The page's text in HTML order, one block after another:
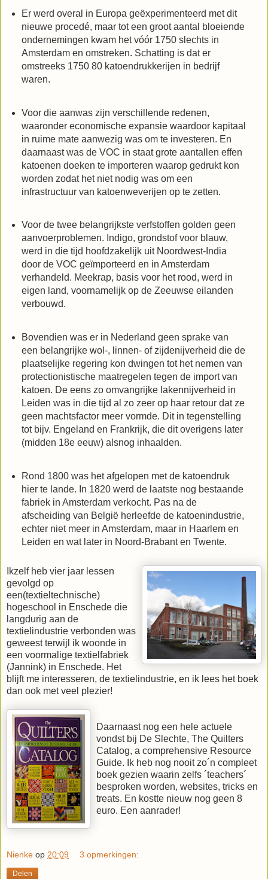
Er werd overal in Europa geëxperimenteerd met dit
nieuwe procedé, maar tot een groot aantal bloeiende
ondernemingen kwam het vóór 1750 slechts in
Amsterdam en omstreken. Schatting is dat er
omstreeks 1750 80 katoendrukkerijen in bedrijf
waren.
Voor die aanwas zijn verschillende redenen,
waaronder economische expansie waardoor kapitaal
in ruime mate aanwezig was om te investeren. En
daarnaast was de VOC in staat grote aantallen effen
katoenen doeken te importeren waarop gedrukt kon
worden zodat het niet nodig was om een
infrastructuur van katoenweverijen op te zetten.
Voor de twee belangrijkste verfstoffen golden geen
aanvoerproblemen. Indigo, grondstof voor blauw,
werd in die tijd hoofdzakelijk uit Noordwest-India
door de VOC geïmporteerd en in Amsterdam
verhandeld. Meekrap, basis voor het rood, werd in
eigen land, voornamelijk op de Zeeuwse eilanden
verbouwd.
Bovendien was er in Nederland geen sprake van
een belangrijke wol-, linnen- of zijdenijverheid die de
plaatselijke regering kon dwingen tot het nemen van
protectionistische maatregelen tegen de import van
katoen. De eens zo omvangrijke lakennijverheid in
Leiden was in die tijd al zo zeer op haar retour dat ze
geen machtsfactor meer vormde. Dit in tegenstelling
tot bijv. Engeland en Frankrijk, die dit overigens later
(midden 18e eeuw) alsnog inhaalden.
Rond 1800 was het afgelopen met de katoendruk
hier te lande. In 1820 werd de laatste nog bestaande
fabriek in Amsterdam verkocht. Pas na de
afscheiding van België herleefde de katoenindustrie,
echter niet meer in Amsterdam, maar in Haarlem en
Leiden en wat later in Noord-Brabant en Twente.
Ikzelf heb vier jaar lessen
gevolgd op
een(textieltechnische)
hogeschool in Enschede die
langdurig aan de
textielindustrie verbonden was
geweest terwijl ik woonde in
een voormalige textielfabriek
(Jannink) in Enschede. Het
blijft me interesseren, de textielindustrie, en ik lees het boek
dan ook met veel plezier!
Daarnaast nog een hele actuele
vondst bij De Slechte, The Quilters
Catalog, a comprehensive Resource
Guide. Ik heb nog nooit zo´n compleet
boek gezien waarin zelfs ´teachers´
besproken worden, websites, tricks en
treats. En kostte nieuw nog geen 8
euro. Een aanrader!
Nienke op 20:09 3 opmerkingen:
Delen